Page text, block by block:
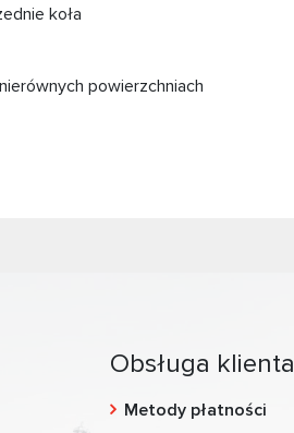
koła
powierzchniach
Obsługa klienta
Metody płatności